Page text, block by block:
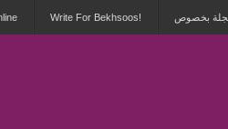
Write For Bekhsoos! بخصوص